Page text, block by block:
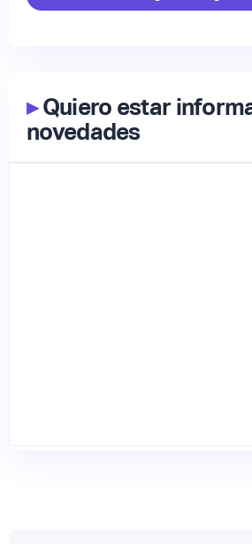
▸Quiero estar
novedades